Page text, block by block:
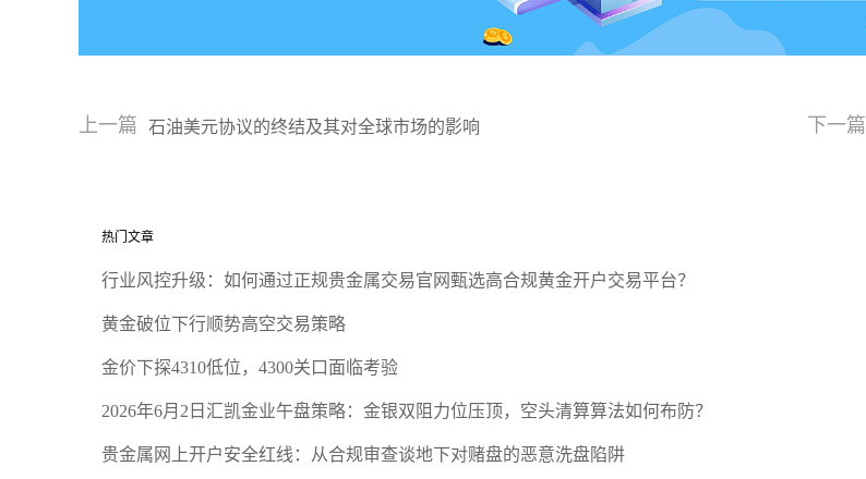
上一篇 石油美元协议的终结及其对全球市场的影响 下一篇
热门文章
行业风控升级：如何通过正规贵金属交易官网甄选高合规黄金开户交易平台？
黄金破位下行顺势高空交易策略
金价下探4310低位，4300关口面临考验
2026年6月2日汇凯金业午盘策略：金银双阻力位压顶，空头清算算法如何布防？
贵金属网上开户安全红线：从合规审查谈地下对赌盘的恶意洗盘陷阱